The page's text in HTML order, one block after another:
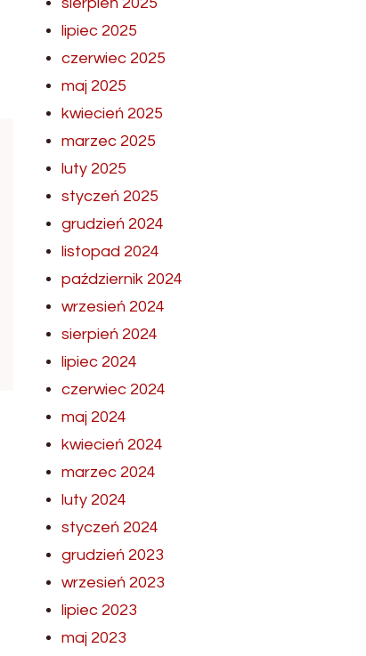
lipiec 2025
czerwiec 2025
maj 2025
kwiecień 2025
marzec 2025
luty 2025
styczeń 2025
grudzień 2024
listopad 2024
październik 2024
wrzesień 2024
sierpień 2024
lipiec 2024
czerwiec 2024
maj 2024
kwiecień 2024
marzec 2024
luty 2024
styczeń 2024
grudzień 2023
wrzesień 2023
lipiec 2023
maj 2023